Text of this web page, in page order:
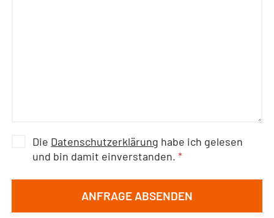
Die Datenschutzerklärung habe ich gelesen
und bin damit einverstanden.*
ANFRAGE ABSENDEN